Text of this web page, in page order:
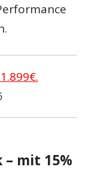
– mit 15%